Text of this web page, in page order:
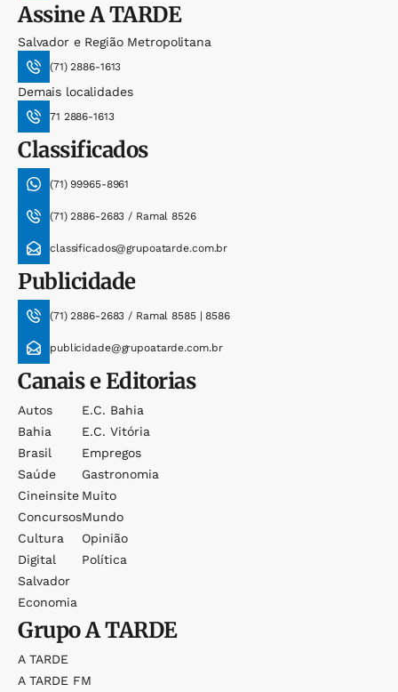
AssineA TARDE
Salvador e Região Metropolitana
(71) 2886-1613
Demais localidades
71 2886-1613
Classificados
(71) 99965-8961
(71) 2886-2683 / Ramal 8526
classificados@grupoatarde.com.br
Publicidade
(71) 2886-2683 / Ramal 8585 | 8586
publicidade@grupoatarde.com.br
Canais e Editorias
Autos
Bahia
Brasil
Saúde
Cineinsite
Concursos
Cultura
Digital
Salvador
Economia
E.c. Bahia
E.c. Vitória
Empregos
Gastronomia
Muito
Mundo
Opinião
Política
GrupoA TARDE
A TARDE
A TARDE FM